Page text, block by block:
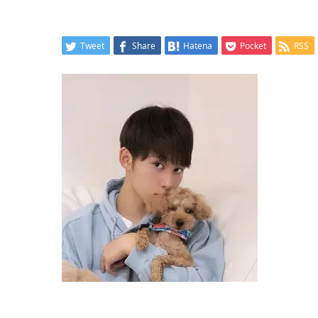
Tweet Share Hatena Pocket RSS